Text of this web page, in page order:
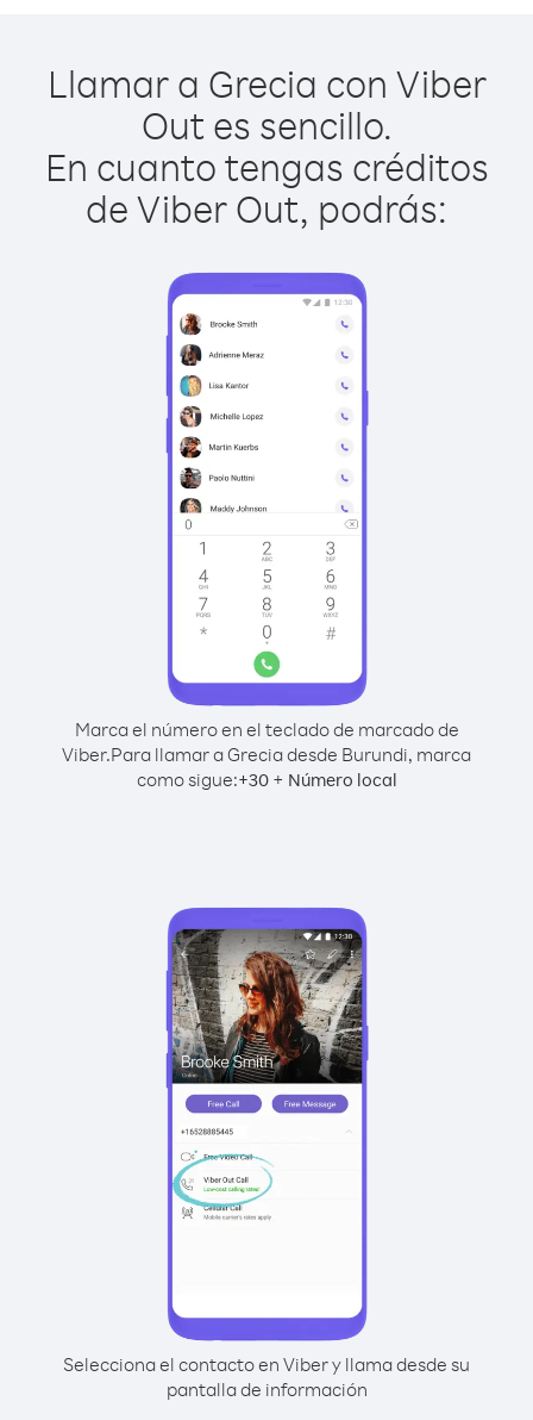
Llamar a Grecia con Viber
Out es sencillo.
En cuanto tengas créditos
de Viber Out, podrás:
Marca el número en el teclado de marcado de
Viber.Para llamar a Grecia desde Burundi, marca
como sigue:+30+ Número local
Selecciona el contacto en Viber y llama desde su
pantalla de información